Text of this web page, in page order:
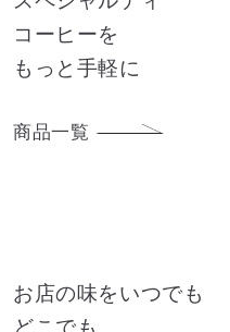
コーヒーを
もっと手軽に
商品一覧
お店の味をいつでも
どこでも